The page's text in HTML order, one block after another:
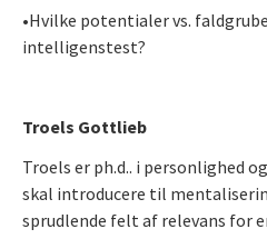
•Hvilke potentialer vs.
intelligenstest?
Troels Gottlieb
Troels er ph.d.. i personlighed
skal introducere til
sprudlende felt af relevans for